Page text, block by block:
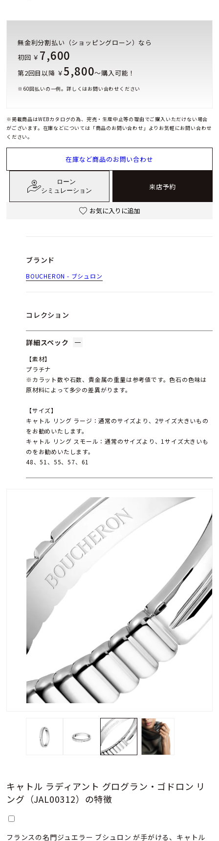
キャトル ラディアント グログラン・ゴドロン リ
ング（JAL00312）の特徴
フランスの名門ジュエラー ブシュロン が手がける、キャトル
無金利分割払い（ショッピングローン）なら
初回 ￥ 7,600
第2回目以降 ￥5,800～購入可能！
※ 60回払いの一例。詳しくはお問い合わせください
※掲載商品はWEBカタログの為、完売・生産中止等の理由でご購入いただけない場合
がございます。在庫などについては「商品のお問い合わせ」よりお気軽にお問い合わせ
ください。
在庫など商品のお問い合わせ
ローン
シミュレーション
来店予約
お気に入りに追加
ブランド
BOUCHERON - ブシュロン
コレクション
詳細スペック
【素材】
プラチナ
※カラット数や石数、貴金属の重量は参考値です。色石の色味は
原材料によって多少の差異がります。
【サイズ】
キャトル リング ラージ：通常のサイズより、2サイズ大きいもの
をお勧めいたします。
キャトル リング スモール：通常のサイズより、1サイズ大きいも
のをお勧めいたします。
48、51、55、57、61